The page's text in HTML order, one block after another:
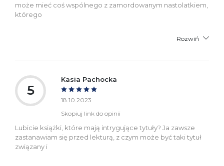
może mieć coś wspólnego z zamordowanym nastolatkiem,
którego
Rozwiń
5
Kasia Pachocka
18.10.2023
Skopiuj link do opinii
Lubicie książki, które mają intrygujące tytuły? Ja zawsze
zastanawiam się przed lekturą, z czym może być taki tytuł
związany i